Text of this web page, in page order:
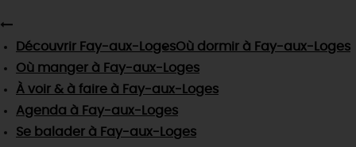
TOUTES LES VISITES
EN MODENATURE& AVENTURE
...ETAUSSI
TOUTES LES ACTIVITÉS
Nosmarchés
Artistes et Artisans d'Art
Nosspécialités du terroiretproducteurs
Visitesgourmandesetcréatives
Vins etvignobles
A NE PASRATER
Téléchargez le Guide de l'été 2026 🤽🌞
Avis de fraicheur ici pour éviter la chaleur 🥵
Des vacances auprès des animaux 🐎
TOURISME &HANDICAP
SE REPÉRER,SE DÉPLACER
Découvrir Fay-aux-LogesOù dormir à Fay-aux-Loges
Où manger à Fay-aux-Loges
À voir & à faire à Fay-aux-Loges
Agenda à Fay-aux-Loges
Se balader à Fay-aux-Loges